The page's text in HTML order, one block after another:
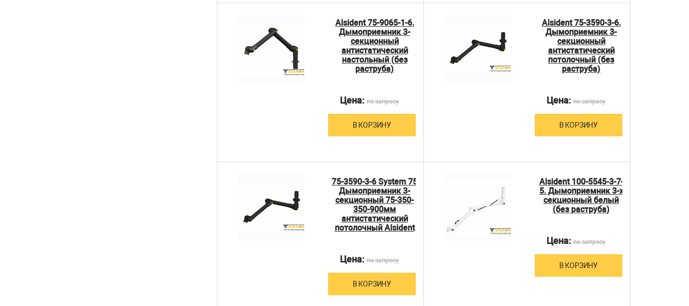
Alsident 75-9065-1-6.
Дымоприемник 3-
секционный
антистатический
настольный (без
раструба)
Цена: по запросу
В КОРЗИНУ
Alsident 75-3590-3-6.
Дымоприемник 3-
секционный
антистатический
потолочный (без
раструба)
Цена: по запросу
В КОРЗИНУ
75-3590-3-6 System 75
Дымоприемник 3-
секционный 75-350-
350-900мм
антистатический
потолочный Alsident
Цена: по запросу
В КОРЗИНУ
Alsident 100-5545-3-7-
5. Дымоприемник 3-х
секционный белый
(без раструба)
Цена: по запросу
В КОРЗИНУ